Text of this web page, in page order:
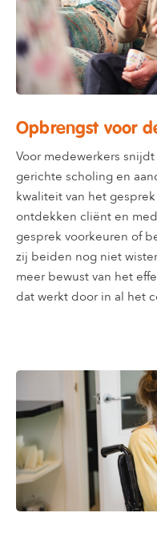
Opbrengst voor
Voor medewerkers
gerichte scholing en
kwaliteit van het
ontdekken cliënt en
gesprek voorkeuren of
zij beiden nog niet
meer bewust van het
dat werkt door in al het